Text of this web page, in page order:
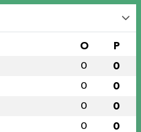
O P
0 0
0 0
0 0
0 0